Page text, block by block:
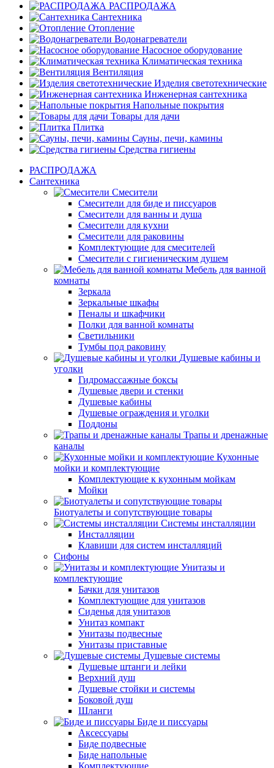
РАСПРОДАЖА
Сантехника
Отопление
Водонагреватели
Насосное оборудование
Климатическая техника
Вентиляция
Изделия светотехнические
Инженерная сантехника
Напольные покрытия
Товары для дачи
Плитка
Сауны, печи, камины
Средства гигиены
РАСПРОДАЖА
Сантехника
Смесители
Смесители для биде и писсуаров
Смесители для ванны и душа
Смесители для кухни
Смесители для раковины
Комплектующие для смесителей
Смесители с гигиеническим душем
Мебель для ванной
комнаты
Зеркала
Зеркальные шкафы
Пеналы и шкафчики
Полки для ванной комнаты
Светильники
Тумбы под раковину
Душевые кабины и
уголки
Гидромассажные боксы
Душевые двери и стенки
Душевые кабины
Душевые ограждения и уголки
Поддоны
Трапы и дренажные
каналы
Кухонные
мойки и комплектующие
Комплектующие к кухонным мойкам
Мойки
Биотуалеты и сопутствующие товары
Системы инсталляции
Инсталляции
Клавиши для систем инсталляций
Сифоны
Унитазы и
комплектующие
Бачки для унитазов
Комплектующие для унитазов
Сиденья для унитазов
Унитаз компакт
Унитазы подвесные
Унитазы приставные
Душевые системы
Душевые штанги и лейки
Верхний душ
Душевые стойки и системы
Боковой душ
Шланги
Биде и писсуары
Аксессуары
Биде подвесные
Биде напольные
Комплектующие